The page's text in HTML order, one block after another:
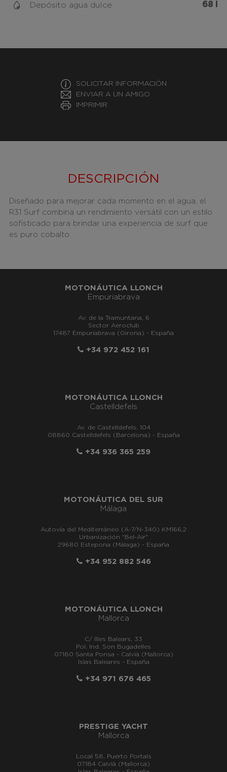
Depósito agua dulce 68 l
SOLICITAR INFORMACIÓN
ENVIAR A UN AMIGO
IMPRIMIR
DESCRIPCIÓN
Diseñado para mejorar cada momento en el agua, el
R31 Surf combina un rendimiento versátil con un estilo
sofisticado para brindar una experiencia de surf que
es puro cobalto.
MOTONÁUTICA LLONCH
Empuriabrava
Av. de la Tramuntana, 6
Sector Aeroclub
17487 Empuriabrava (Girona) - España
+34 972 452 161
MOTONÁUTICA LLONCH
Castelldefels
Av. de Castelldefels, 104
08860 Castelldefels (Barcelona) - España
+34 936 365 259
MOTONÁUTICA DEL SUR
Málaga
Autovía del Mediterráneo (A-7/N-340) KM166,2
Urbanización "Bel-Air"
29680 Estepona (Málaga) - España
+34 952 882 546
MOTONÁUTICA LLONCH
Mallorca
C/ Illes Balears, 33
Pol. Ind. Son Bugadelles
07180 Santa Ponsa - Calvià (Mallorca)
Islas Baleares - España
+34 971 676 465
PRESTIGE YACHT
Mallorca
Local 58, Puerto Portals
07184 Calvià (Mallorca)